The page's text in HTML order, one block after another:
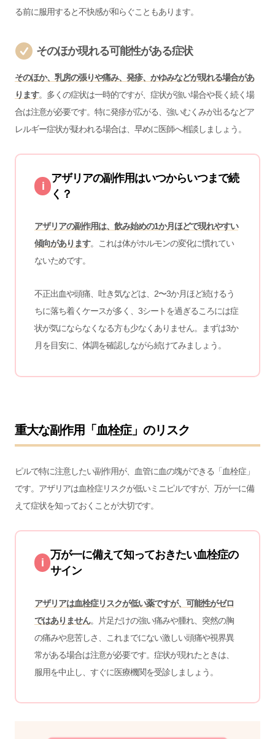
る前に服用すると不快感が和らぐこともあります。
そのほか現れる可能性がある症状
そのほか、乳房の張りや痛み、発疹、かゆみなどが現れる場合があ
ります。多くの症状は一時的ですが、症状が強い場合や長く続く場
合は注意が必要です。特に発疹が広がる、強いむくみが出るなどア
レルギー症状が疑われる場合は、早めに医師へ相談しましょう。
i
アザリアの副作用はいつからいつまで続
く？
アザリアの副作用は、飲み始めの1か月ほどで現れやすい
傾向があります。これは体がホルモンの変化に慣れてい
ないためです。
不正出血や頭痛、吐き気などは、2〜3か月ほど続けるう
ちに落ち着くケースが多く、3シートを過ぎるころには症
状が気にならなくなる方も少なくありません。まずは3か
月を目安に、体調を確認しながら続けてみましょう。
重大な副作用「血栓症」のリスク
ピルで特に注意したい副作用が、血管に血の塊ができる「血栓症」
です。アザリアは血栓症リスクが低いミニピルですが、万が一に備
えて症状を知っておくことが大切です。
i
万が一に備えて知っておきたい血栓症の
サイン
アザリアは血栓症リスクが低い薬ですが、可能性がゼロ
ではありません。片足だけの強い痛みや腫れ、突然の胸
の痛みや息苦しさ、これまでにない激しい頭痛や視界異
常がある場合は注意が必要です。症状が現れたときは、
服用を中止し、すぐに医療機関を受診しましょう。